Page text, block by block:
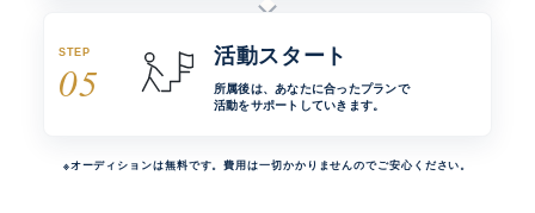
STEP
05
活動スタート
所属後は、あなたに合ったプランで
活動をサポートしていきます。
※オーディションは無料です。費用は一切かかりませんのでご安心ください。